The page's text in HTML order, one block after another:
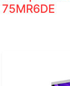
75MR6DE